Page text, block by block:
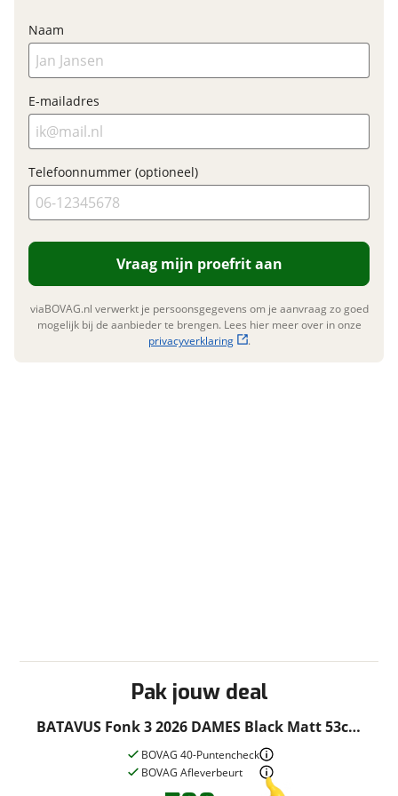
Financieel
Prijs
BTW/marge
BTW
Bijtellingspercentage
Nieuwprijs
Garanties
BOVAG Garantie
Fabrieksgarantie van
toepassing
Pak jouw deal
BATAVUS Fonk 3 2026 DAMES Black Matt 53cm
2026
BOVAG 40-Puntencheck
BOVAG Afleverbeurt
Naam
E-mailadres
Telefoonnummer (optioneel)
Vraag mijn proefrit aan
viaBOVAG.nl verwerkt je persoonsgegevens om je aanvraag zo goed
mogelijk bij de aanbieder te brengen. Lees hier meer over in onze
privacyverklaring
.